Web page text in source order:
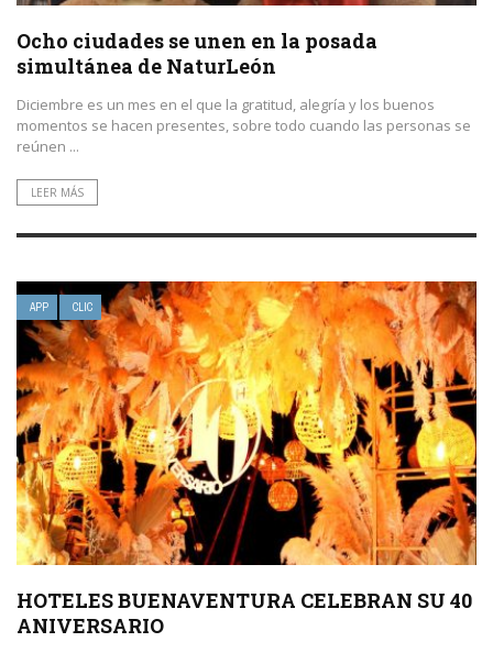
Ocho ciudades se unen en la posada
simultánea de NaturLeón
Diciembre es un mes en el que la gratitud, alegría y los buenos
momentos se hacen presentes, sobre todo cuando las personas se
reúnen ...
LEER MÁS
APP CLIC
HOTELES BUENAVENTURA CELEBRAN SU 40
ANIVERSARIO